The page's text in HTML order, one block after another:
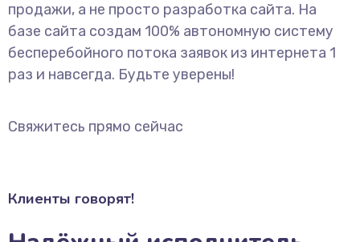
продажи, а не просто разработка сайта. На
базе сайта создам 100% автономную систему
бесперебойного потока заявок из интернета 1
раз и навсегда. Будьте уверены!
Свяжитесь прямо сейчас
Клиенты говорят!